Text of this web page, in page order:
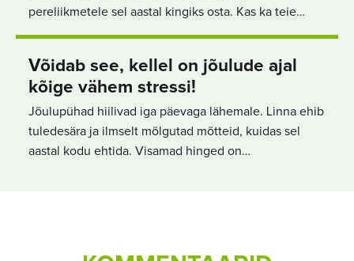
pereliikmetele sel aastal kingiks osta. Kas ka teie…
Võidab see, kellel on jõulude ajal
kõige vähem stressi!
Jõulupühad hiilivad iga päevaga lähemale. Linna ehib
tuledesära ja ilmselt mõlgutad mõtteid, kuidas sel
aastal kodu ehtida. Visamad hinged on…